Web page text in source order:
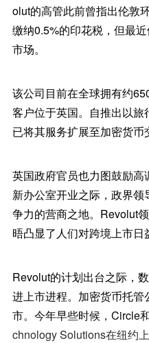
olut的高管此前曾指出伦敦
缴纳0.5%的印花税，但最
市场。
该公司目前在全球拥有约
客户位于英国。自推出以
已将其服务扩展至加密货币
英国政府官员也力图鼓励
新办公室开业之际，政界
争力的营商之地。Revolut
晤凸显了人们对跨境上市日
Revolut的计划出台之际，
进上市进程。加密货币托
市。今年早些时候，Circle
chnology Solutions在纽约